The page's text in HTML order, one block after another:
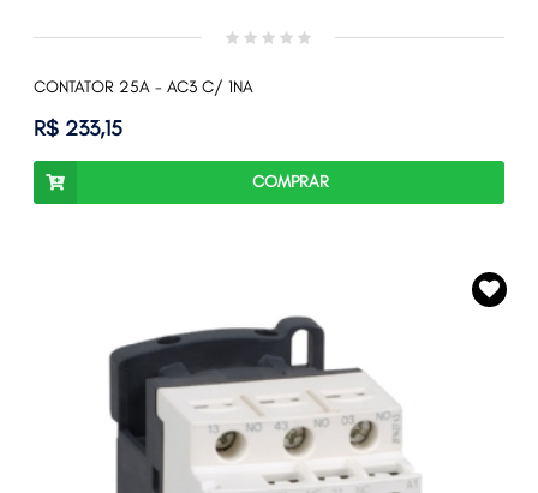
CONTATOR 25A - AC3 C/ 1NA
R$ 233,15
COMPRAR